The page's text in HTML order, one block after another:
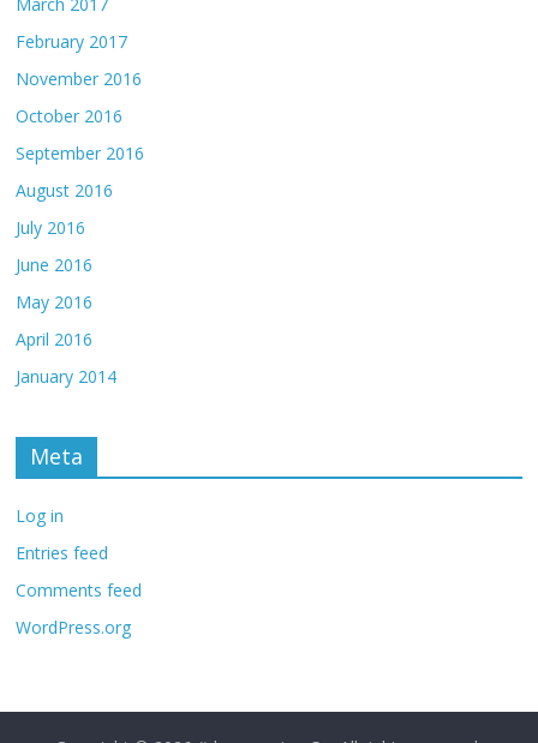
February 2017
November 2016
October 2016
September 2016
August 2016
July 2016
June 2016
May 2016
April 2016
January 2014
Meta
Log in
Entries feed
Comments feed
WordPress.org